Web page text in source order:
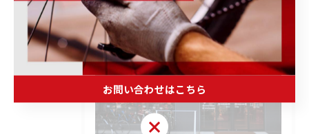
お問い合わせはこちら
お問い合わせはこちら